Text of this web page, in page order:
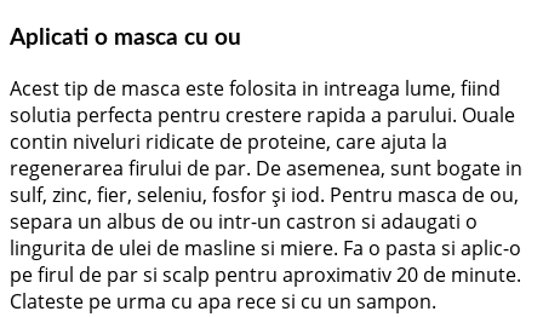
Aplicati o masca cu ou
Acest tip de masca este folosita in intreaga lume, fiind
solutia perfecta pentru crestere rapida a parului. Ouale
contin niveluri ridicate de proteine, care ajuta la
regenerarea firului de par. De asemenea, sunt bogate in
sulf, zinc, fier, seleniu, fosfor și iod. Pentru masca de ou,
separa un albus de ou intr-un castron si adaugati o
lingurita de ulei de masline si miere. Fa o pasta si aplic-o
pe firul de par si scalp pentru aproximativ 20 de minute.
Clateste pe urma cu apa rece si cu un sampon.